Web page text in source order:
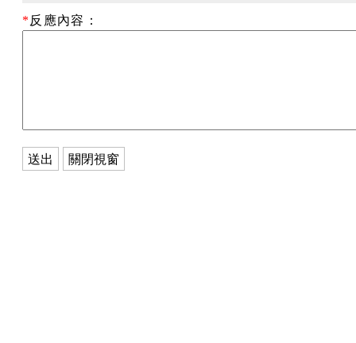
* 反應內容：